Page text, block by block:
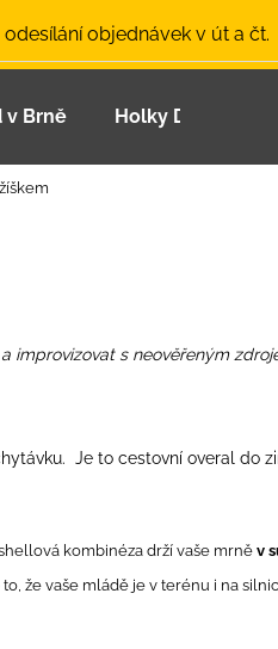
objednávek v út a čt.
v Brně Holky Dupeťačky
improvizovat s neověřeným
Je to cestovní overal do
kombinéza drží vaše mrněv
to, že vaše mládě je v terénu i na